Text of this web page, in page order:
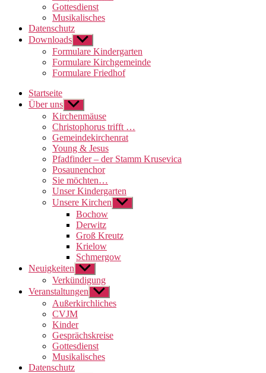
Gottesdienst
Musikalisches
Datenschutz
Downloads Untermenü
anzeigen
Formulare Kindergarten
Formulare Kirchgemeinde
Formulare Friedhof
Startseite
Über uns Untermenü
anzeigen
Kirchenmäuse
Christophorus trifft …
Gemeindekirchenrat
Young & Jesus
Pfadfinder – der Stamm Krusevica
Posaunenchor
Sie möchten…
Unser Kindergarten
Unsere Kirchen Untermenü
anzeigen
Bochow
Derwitz
Groß Kreutz
Krielow
Schmergow
Neuigkeiten Untermenü
anzeigen
Verkündigung
Veranstaltungen Untermenü
anzeigen
Außerkirchliches
CVJM
Kinder
Gesprächskreise
Gottesdienst
Musikalisches
Datenschutz